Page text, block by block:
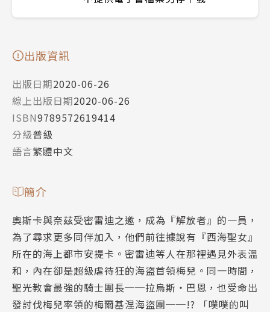
出版資訊
出版日期2020-06-26
線上出版日期2020-06-26
ISBN9789572619414
分級普級
語言繁體中文
簡介
奧斯卡與奈茲受密雷迪之邀，成為『解放者』的一員，
為了尋求更多同伴加入，他們前往據說有『西海聖女』
所在的海上都市安提卡。密雷迪等人在那裡遇見外表溫
和，內在卻是超級虐待狂的海盜首領梅兒。同一時間，
聖光教會最強的騎士團長──拉烏斯‧巴恩，也受命出
發討伐梅兒率領的梅爾基涅海盜團──!? 「噗噗的叫